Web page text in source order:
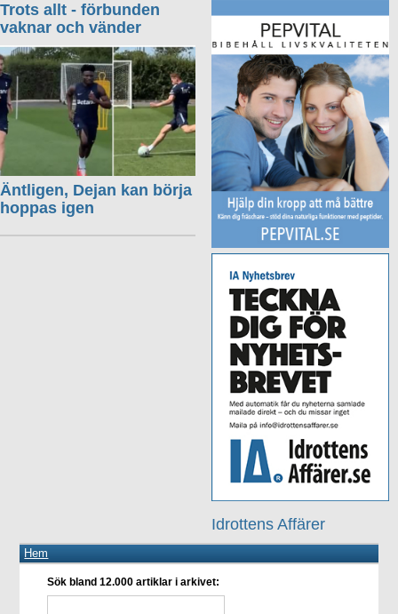
Idrottens Affärer
Trots allt - förbunden
vaknar och vänder
Äntligen, Dejan kan börja
hoppas igen
Hem
Sök bland 12.000 artiklar i arkivet: